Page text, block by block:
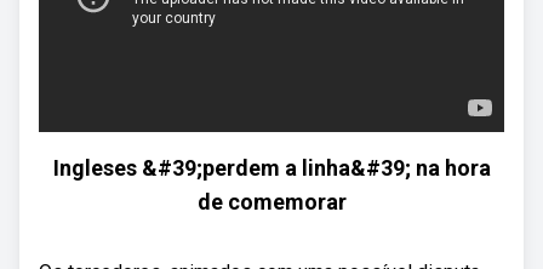
Ingleses &#39;perdem a linha&#39; na hora
de comemorar